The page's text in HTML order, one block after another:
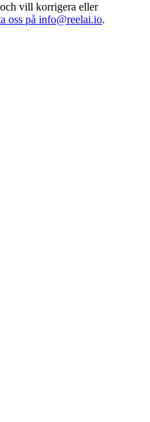
vill korrigera eller
oss på info@reelai.io.